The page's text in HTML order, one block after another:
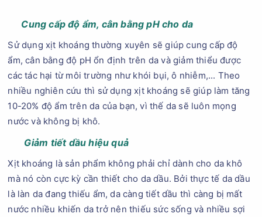
Cung cấp độ ẩm, cân bằng pH cho da
Sử dụng xịt khoáng thường xuyên sẽ giúp cung cấp độ
ẩm, cân bằng độ pH ổn định trên da và giảm thiểu được
các tác hại từ môi trường như khói bụi, ô nhiễm,... Theo
nhiều nghiên cứu thì sử dụng xịt khoáng sẽ giúp làm tăng
10-20% độ ẩm trên da của bạn, vì thế da sẽ luôn mọng
nước và không bị khô.
Giảm tiết dầu hiệu quả
Xịt khoáng là sản phẩm không phải chỉ dành cho da khô
mà nó còn cực kỳ cần thiết cho da dầu. Bởi thực tế da dầu
là làn da đang thiếu ẩm, da càng tiết dầu thì càng bị mất
nước nhiều khiến da trở nên thiếu sức sống và nhiều sợi